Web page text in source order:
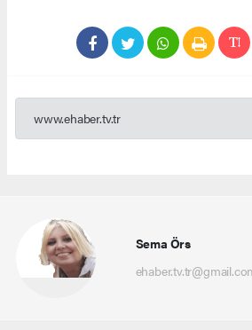
www.ehaber.tv.tr
Sema Örs